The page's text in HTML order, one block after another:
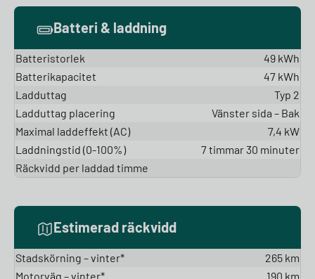
Batteri & laddning
Batteristorlek
49 kWh
Batterikapacitet
47 kWh
Ladduttag
Typ 2
Ladduttag placering
Vänster sida – Bak
Maximal laddeffekt (AC)
7,4 kW
Laddningstid (0-100%)
7 timmar 30 minuter
Räckvidd per laddad timme
Estimerad räckvidd
Stadskörning – vinter*
265 km
Motorväg – vinter*
190 km